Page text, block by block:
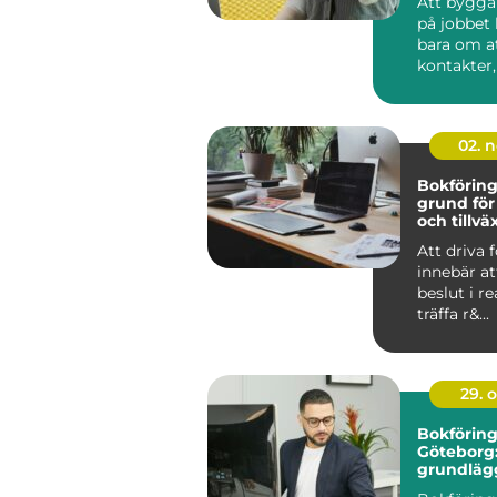
på jobbet
bara om
02.
grund
och
Att driva
innebär
beslut i
träffa r&...
29.